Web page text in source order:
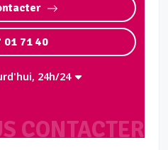
CONTACTER
01 71 40
24h/24